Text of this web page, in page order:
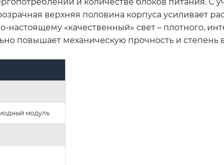
и количестве блоков питания. С
верхняя половина корпуса усиливает
«качественный» свет – плотного,
повышает механическую прочность и степень
модуль